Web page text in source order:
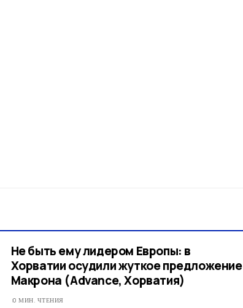
Не быть ему лидером Европы: в
Хорватии осудили жуткое предложение
Макрона (Advance, Хорватия)
0 МИН. ЧТЕНИЯ